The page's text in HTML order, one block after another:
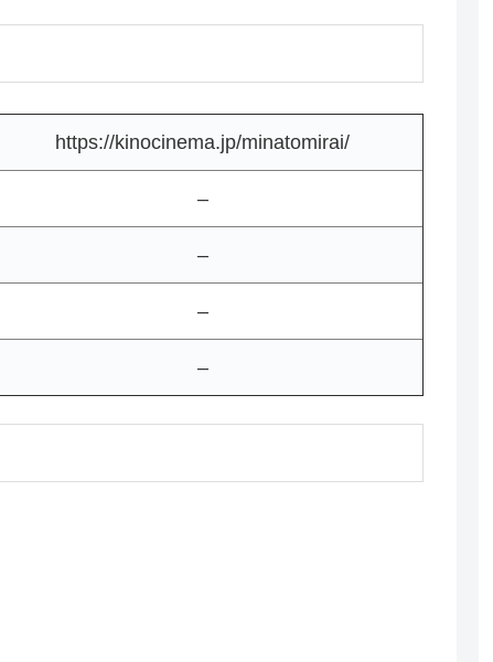
https://kinocinema.jp/minatomirai/
–
–
–
–